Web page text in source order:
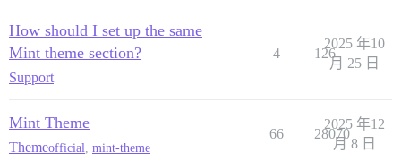
How should I set up the same
Mint theme section?
Support
4 126
2025 年10
月 25 日
Mint Theme
Themeofficial mint-theme
66 28070
2025 年12
月 8 日